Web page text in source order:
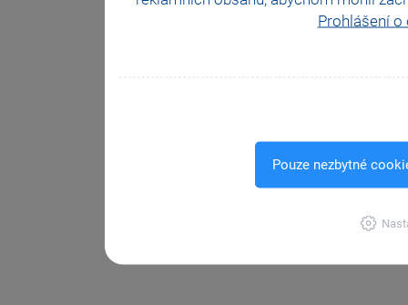
Prohlášení
Pouze nezbytné